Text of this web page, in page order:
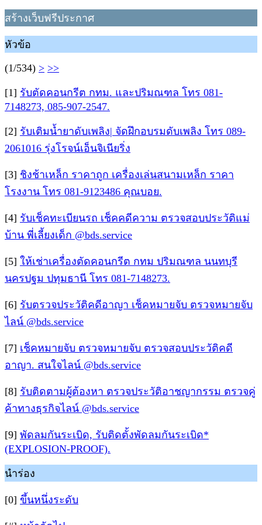
สร้างเว็บฟรีประกาศ
หัวข้อ
(1/534) > >>
[1] รับตัดคอนกรีต กทม. และปริมณฑล โทร 081-
7148273, 085-907-2547.
[2] รับเติมน้ำยาดับเพลิง| จัดฝึกอบรมดับเพลิง โทร 089-
2061016 รุ่งโรจน์เอ็นจิเนียริ่ง
[3] ชิงช้าเหล็ก ราคาถูก เครื่องเล่นสนามเหล็ก ราคา
โรงงาน โทร 081-9123486 คุณบอย.
[4] รับเช็คทะเบียนรถ เช็คคดีความ ตรวจสอบประวัติแม่
บ้าน พี่เลี้ยงเด็ก @bds.service
[5] ให้เช่าเครื่องตัดคอนกรีต กทม ปริมณฑล นนทบุรี
นครปฐม ปทุมธานี โทร 081-7148273.
[6] รับตรวจประวัติคดีอาญา เช็คหมายจับ ตรวจหมายจับ
ไลน์ @bds.service
[7] เช็คหมายจับ ตรวจหมายจับ ตรวจสอบประวัติคดี
อาญา. สนใจไลน์ @bds.service
[8] รับติดตามผู้ต้องหา ตรวจประวัติอาชญากรรม ตรวจคู่
ค้าทางธุรกิจไลน์ @bds.service
[9] พัดลมกันระเบิด, รับติดตั้งพัดลมกันระเบิด*
(EXPLOSION-PROOF).
นำร่อง
[0] ขึ้นหนึ่งระดับ